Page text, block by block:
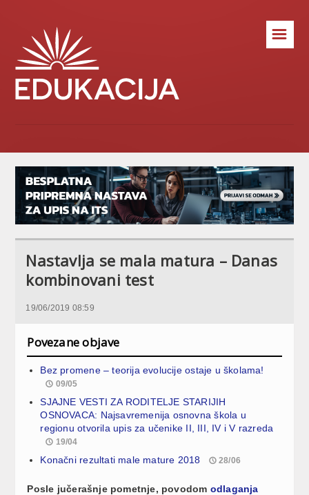
☰
Nastavlja se mala matura – Danas
kombinovani test
19/06/2019 08:59
Povezane objave
Bez promene – teorija evolucije ostaje u školama!
09/05
SJAJNE VESTI ZA RODITELJE STARIJIH
OSNOVACA: Najsavremenija osnovna škola u
regionu otvorila upis za učenike II, III, IV i V razreda
19/04
Konačni rezultati male mature 2018 28/06
Posle jučerašnje pometnje, povodom odlaganja